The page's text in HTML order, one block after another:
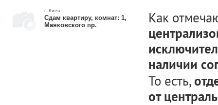
г. Киев
Сдам квартиру, комнат: 1,
Маяковского пр.
Как
наличии
То есть,
от